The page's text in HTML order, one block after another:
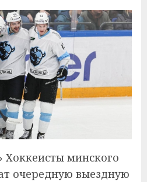
минского
очередную выездную